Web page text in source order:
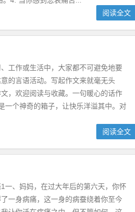
阅读全文
工作或生活中，大家都不可避免地要
的言语活动。写起作文来就毫无头
，欢迎阅读与收藏。一句暖心的话作
一个神奇的箱子，让快乐洋溢其中。对
阅读全文
一、妈妈，在过大年后的第六天，你怀
一身病痛，这一身的病蚕绕着你至今